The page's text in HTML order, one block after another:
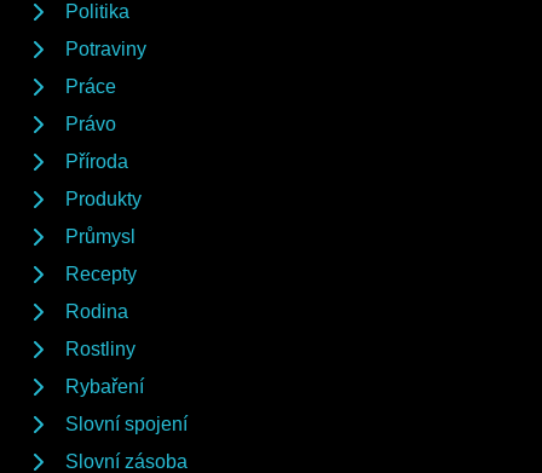
Politika
Potraviny
Práce
Právo
Příroda
Produkty
Průmysl
Recepty
Rodina
Rostliny
Rybaření
Slovní spojení
Slovní zásoba